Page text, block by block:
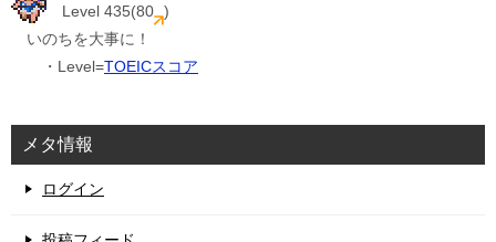
Level 435(80 )
いのちを大事に！
・Level=TOEICスコア
メタ情報
ログイン